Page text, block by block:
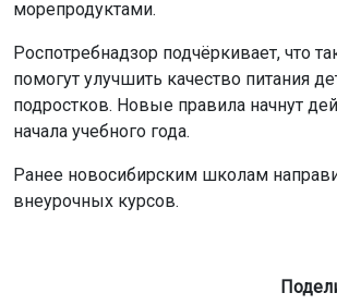
морепродуктами.
Роспотребнадзор подчёркивает, что
помогут улучшить качество питания
подростков. Новые правила начнут
начала учебного года.
Ранее новосибирским школам
внеурочных курсов.